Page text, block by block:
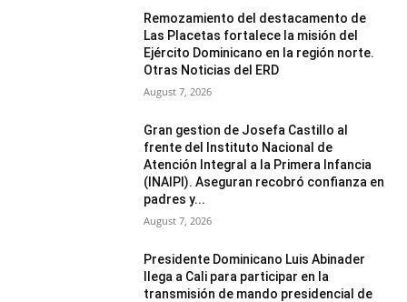
Remozamiento del destacamento de
Las Placetas fortalece la misión del
Ejército Dominicano en la región norte.
Otras Noticias del ERD
August 7, 2026
Gran gestion de Josefa Castillo al
frente del Instituto Nacional de
Atención Integral a la Primera Infancia
(INAIPI). Aseguran recobró confianza en
padres y...
August 7, 2026
Presidente Dominicano Luis Abinader
llega a Cali para participar en la
transmisión de mando presidencial de